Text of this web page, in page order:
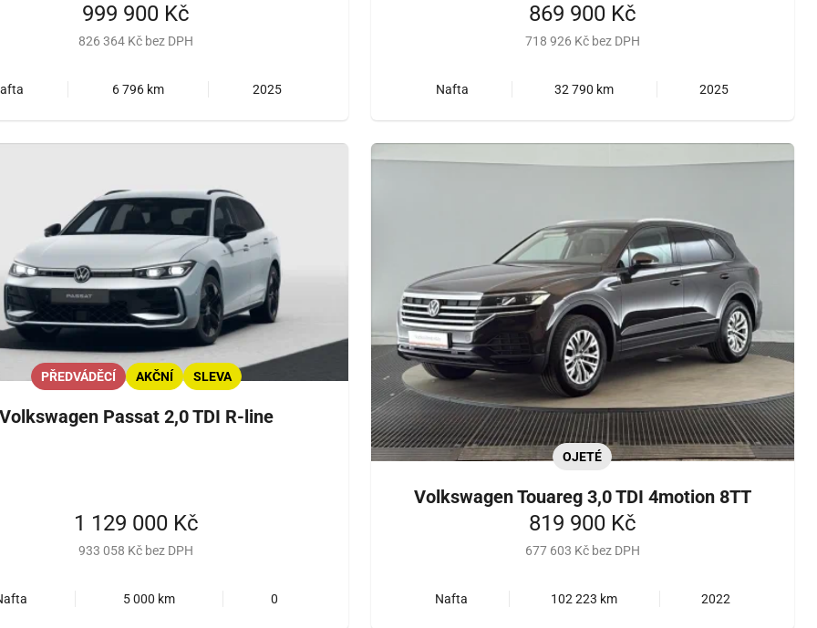
999 900 Kč
826 364 Kč bez DPH
6 796 km 2025
869 900 Kč
718 926 Kč bez DPH
Nafta 32 790 km 2025
PŘEDVÁDĚCÍ AKČNÍ SLEVA
Passat 2,0 TDI R-line
1 129 000 Kč
933 058 Kč bez DPH
5 000 km 0
OJETÉ
Volkswagen Touareg 3,0 TDI 4motion 8TT
819 900 Kč
677 603 Kč bez DPH
Nafta 102 223 km 2022